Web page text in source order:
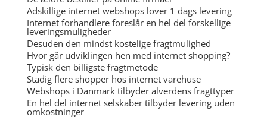
Adskillige internet webshops lover 1 dags levering
Internet forhandlere foreslår en hel del forskellige
leveringsmuligheder
Desuden den mindst kostelige fragtmulighed
Hvor går udviklingen hen med internet shopping?
Typisk den billigste fragtmetode
Stadig flere shopper hos internet varehuse
Webshops i Danmark tilbyder alverdens fragttyper
En hel del internet selskaber tilbyder levering uden
omkostninger